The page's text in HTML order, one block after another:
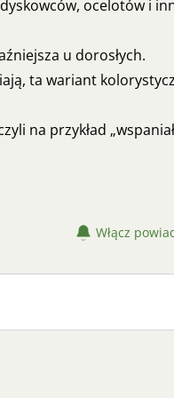
ocelotów i
u dorosłych.
ta wariant
na przykład
Włącz